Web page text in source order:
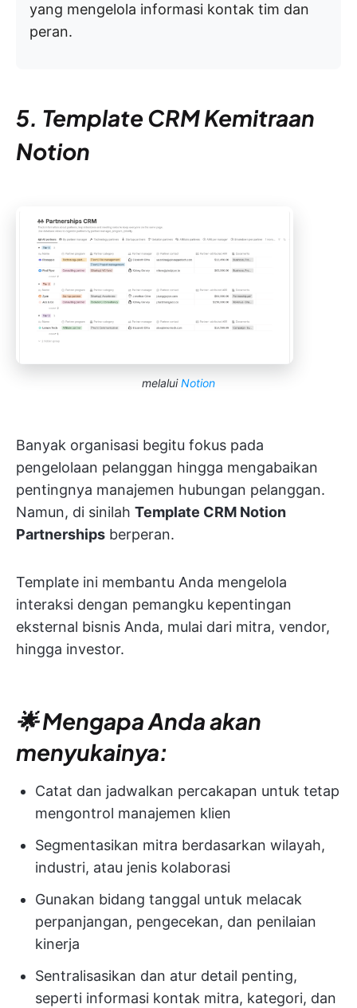
yang mengelola informasi kontak tim dan
peran.
5. Template CRM Kemitraan
Notion
melaluiNotion
Banyak organisasi begitu fokus pada
pengelolaan pelanggan hingga mengabaikan
pentingnya manajemen hubungan pelanggan.
Namun, di sinilah Template CRM Notion
Partnerships berperan.
Template ini membantu Anda mengelola
interaksi dengan pemangku kepentingan
eksternal bisnis Anda, mulai dari mitra, vendor,
hingga investor.
🌟 Mengapa Anda akan
menyukainya:
Catat dan jadwalkan percakapan untuk tetap
mengontrol manajemen klien
Segmentasikan mitra berdasarkan wilayah,
industri, atau jenis kolaborasi
Gunakan bidang tanggal untuk melacak
perpanjangan, pengecekan, dan penilaian
kinerja
Sentralisasikan dan atur detail penting,
seperti informasi kontak mitra, kategori, dan